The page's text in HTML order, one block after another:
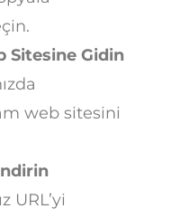
Sitesine Gidin
web sitesini
URL’yi